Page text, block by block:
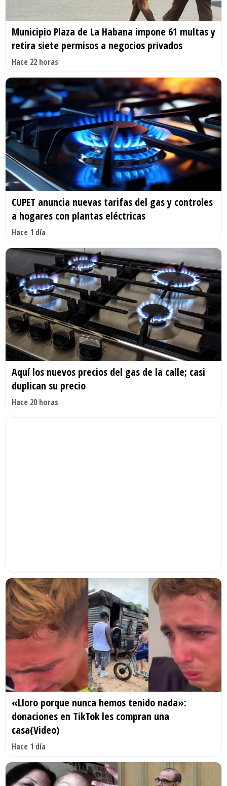
Municipio Plaza de La Habana impone 61 multas y
retira siete permisos a negocios privados
Hace 22 horas
CUPET anuncia nuevas tarifas del gas y controles
a hogares con plantas eléctricas
Hace 1 día
Aquí los nuevos precios del gas de la calle; casi
duplican su precio
Hace 20 horas
«Lloro porque nunca hemos tenido nada»:
donaciones en TikTok les compran una
casa(Video)
Hace 1 día